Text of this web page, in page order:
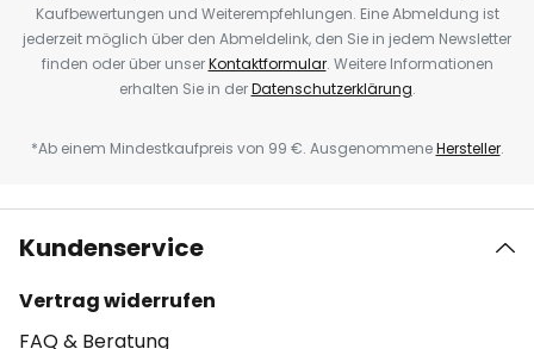
Kaufbewertungen und Weiterempfehlungen. Eine Abmeldung ist
jederzeit möglich über den Abmeldelink, den Sie in jedem Newsletter
finden oder über unserKontaktformular. Weitere Informationen
erhalten Sie in derDatenschutzerklärung.
*Ab einem Mindestkaufpreis von 99 €. AusgenommeneHersteller.
Kundenservice
Vertrag widerrufen
FAQ & Beratung